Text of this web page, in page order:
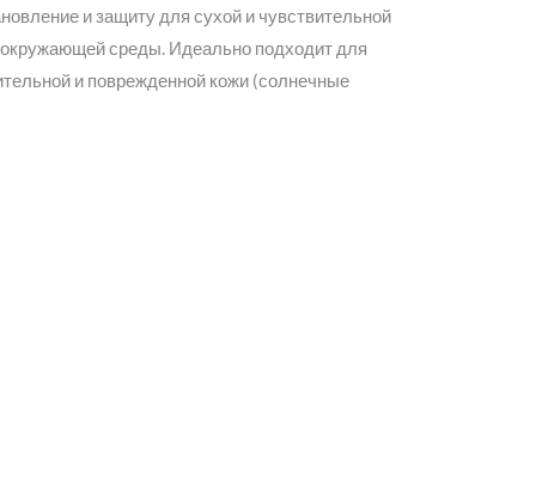
и защиту для сухой и чувствительной
окружающей среды. Идеально подходит для
и поврежденной кожи (солнечные